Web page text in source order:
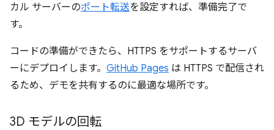
カル サーバーのポート転送を設定すれば、準備完了で
す。
コードの準備ができたら、HTTPS をサポートするサーバ
ーにデプロイします。 GitHub Pages は HTTPS で配信され
るため、デモを共有するのに最適な場所です。
3D モデルの回転